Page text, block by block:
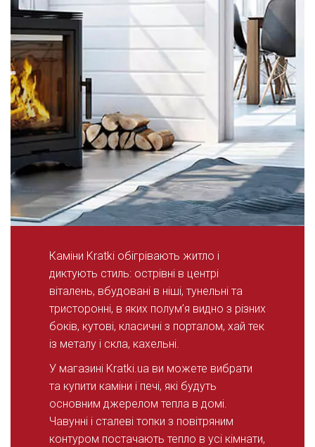
Каміни Kratki обігрівають житло і
диктують стиль: острівні в центрі
віталень, вбудовані в ніші, тунельні та
тристоронні, в яких полум’я видно з різних
боків, кутові, класичні з порталом, хай тек
із металу і скла, кахельні.
У магазині Kratki.ua ви можете вибрати
та купити каміни і печі, які будуть
основним джерелом тепла в домі.
Чавунні і сталеві топки з повітряним
контуром постачають тепло в усі кімнати,